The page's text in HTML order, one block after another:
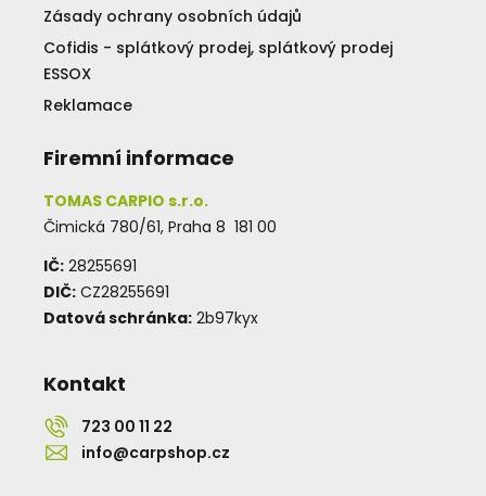
Zásady ochrany osobních údajů
Cofidis - splátkový prodej, splátkový prodej
ESSOX
Reklamace
Firemní informace
TOMAS CARPIO s.r.o.
Čimická 780/61, Praha 8 181 00
IČ: 28255691
DIČ: CZ28255691
Datová schránka: 2b97kyx
Kontakt
723 00 11 22
info@carpshop.cz